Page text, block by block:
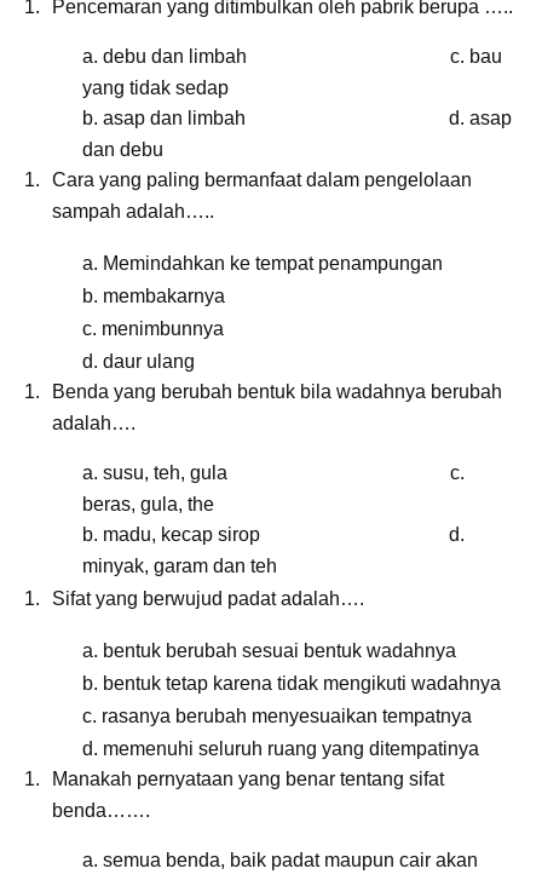
Pencemaran yang ditimbulkan oleh pabrik berupa …..
a. debu dan limbah c. bau
yang tidak sedap
b. asap dan limbah d. asap
dan debu
Cara yang paling bermanfaat dalam pengelolaan
sampah adalah…..
a. Memindahkan ke tempat penampungan
b. membakarnya
c. menimbunnya
d. daur ulang
Benda yang berubah bentuk bila wadahnya berubah
adalah….
a. susu, teh, gula c.
beras, gula, the
b. madu, kecap sirop d.
minyak, garam dan teh
Sifat yang berwujud padat adalah….
a. bentuk berubah sesuai bentuk wadahnya
b. bentuk tetap karena tidak mengikuti wadahnya
c. rasanya berubah menyesuaikan tempatnya
d. memenuhi seluruh ruang yang ditempatinya
Manakah pernyataan yang benar tentang sifat
benda…….
a. semua benda, baik padat maupun cair akan